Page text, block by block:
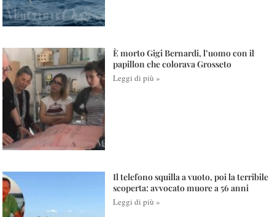
È morto Gigi Bernardi, l’uomo con il
papillon che colorava Grosseto
Leggi di più »
Il telefono squilla a vuoto, poi la terribile
scoperta: avvocato muore a 56 anni
Leggi di più »